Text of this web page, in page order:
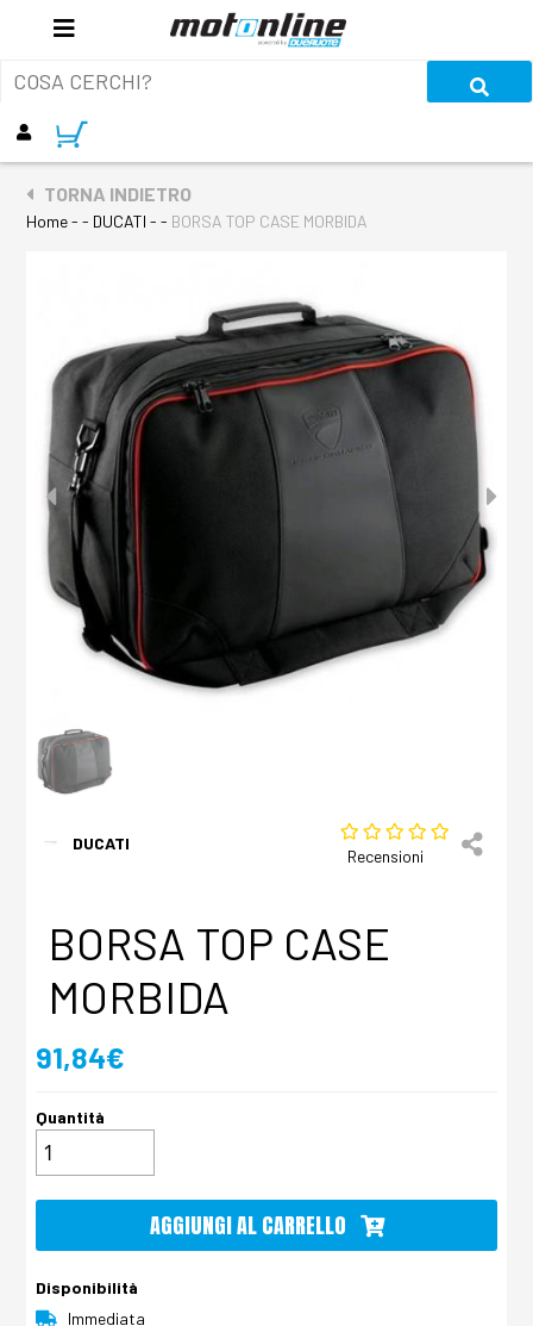
TORNA INDIETRO
Home- - DUCATI - - BORSA TOP CASE MORBIDA
DUCATI
Recensioni
BORSA TOP CASE
MORBIDA
91,84€
Quantità
AGGIUNGI AL CARRELLO
Disponibilità
Immediata